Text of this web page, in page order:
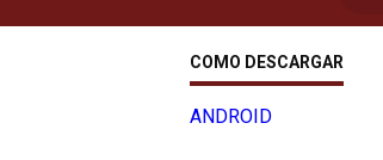
COMO DESCARGAR
ANDROID